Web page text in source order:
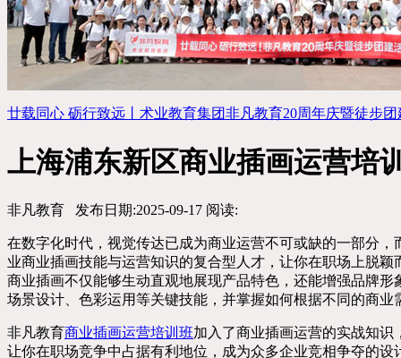
廿载同心 砺行致远丨术业教育集团非凡教育20周年庆暨徒步团
上海浦东新区商业插画运营培
非凡教育 发布日期:2025-09-17 阅读:
在数字化时代，视觉传达已成为商业运营不可或缺的一部分
业商业插画技能与运营知识的复合型人才，让你在职场上脱
商业插画不仅能够生动直观地展现产品特色，还能增强品牌
场景设计、色彩运用等关键技能，并掌握如何根据不同的商业
非凡教育商业插画运营培训班加入了商业插画运营的实战知
让你在职场竞争中占据有利地位，成为众多企业竞相争夺的设